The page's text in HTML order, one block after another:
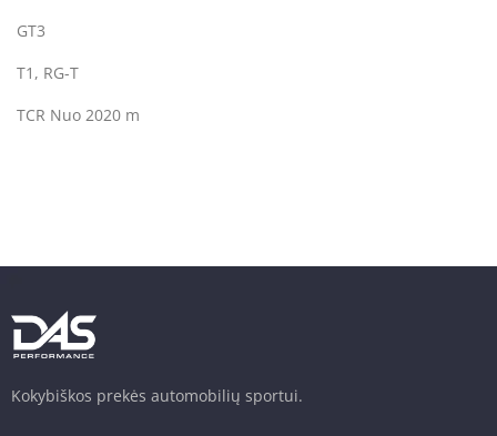
GT3
T1, RG-T
TCR Nuo 2020 m
Kokybiškos prekės automobilių sportui.